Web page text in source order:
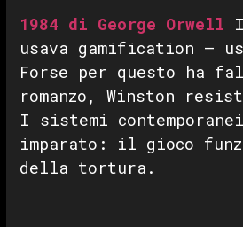
1984 di George Orwell
usava gamification —
Forse per questo ha
romanzo, Winston
I sistemi
imparato: il gioco
della tortura.